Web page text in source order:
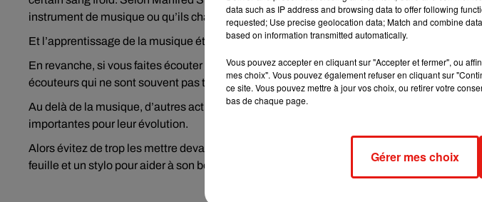
instrument de musique ou qu’ils chantent dans une chorale.
Et l’apprentissage de la musique étant assez difficile, les enfants apprennent aussi ce
En revanche, si vous faites écouter de la musique à vos enfants, privilégiez un casque sur
écouteurs qui ne sont souvent pas très adaptés.
Au delà de la musique, d’autres activités comme le théâtre, le sport ou les activités
importantes pour leur évolution.
Alors évitez de trop les mettre devant un film ou des dessins animés, donnez leur plutôt un
feuille et un stylo pour aider à son bon développement.
data such as IP address and browsing data to offer following
requested; Use precise geolocation data; Match and combine
based on information transmitted automatically.
Vous pouvez accepter en cliquant sur "Accepter et fermer", ou
mes choix". Vous pouvez également refuser en cliquant sur
ce site. Vous pouvez mettre à jour vos choix, ou retirer votre
bas de chaque page.
Gérer mes choix